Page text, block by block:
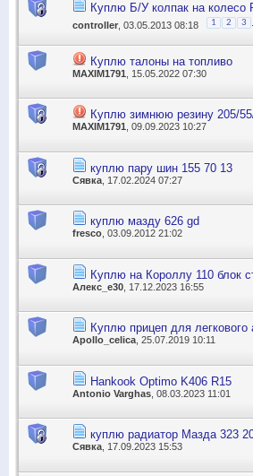
Куплю Б/У колпак на колесо
controller , 03.05.2013 08:18 1 2 3
Куплю талоны на топливо
MAXIM1791 , 15.05.2022 07:30
Куплю зимнюю резину 205/
MAXIM1791 , 09.09.2023 10:27
куплю пару шин 155 70 13
Сявка , 17.02.2024 07:27
куплю мазду 626 gd
fresco , 03.09.2012 21:02
Куплю на Короллу 110 блок
Алекс_е30 , 17.12.2023 16:55
Куплю прицеп для легкового
Apollo_celica , 25.07.2019 10:11
Hankook Optimo K406 R15
Antonio Varghas , 08.03.2023 11:01
куплю радиатор Мазда 323
Сявка , 17.09.2023 15:53